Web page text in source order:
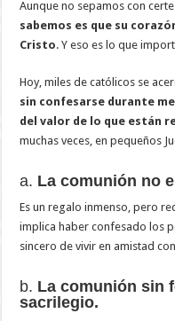
Aunque no sepamos con
sabemos es que su
Cristo. Y eso es lo que
Hoy, miles de católicos se
sin confesarse durante
del valor de lo que están
muchas veces, en pequeños
a. La comunión no
Es un regalo inmenso, pero
implica haber confesado los
sincero de vivir en amistad
b. La comunión sin
sacrilegio.